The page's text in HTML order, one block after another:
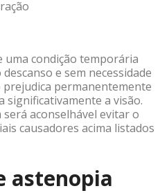
uma condição temporária
e sem necessidade
prejudica permanentemente
a visão.
aconselhável evitar o
causadores acima listados
astenopia